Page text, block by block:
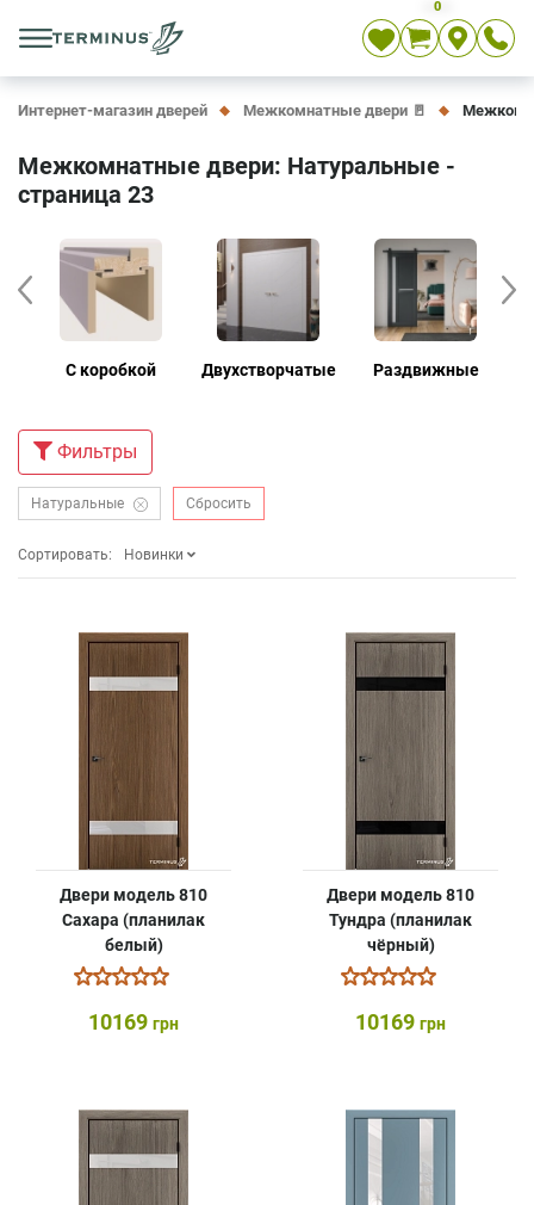
0
Интернет-магазин дверей Межкомнатные двери 🚪
Межкомнатные двери: Натуральные -
страница 23
С коробкой Двухстворчатые Раздвижные
Фильтры
Натуральные Сбросить
Сортировать: Новинки
Двери модель 810
Сахара (планилак
белый)
10169 грн
Двери модель 810
Тундра (планилак
чёрный)
10169 грн